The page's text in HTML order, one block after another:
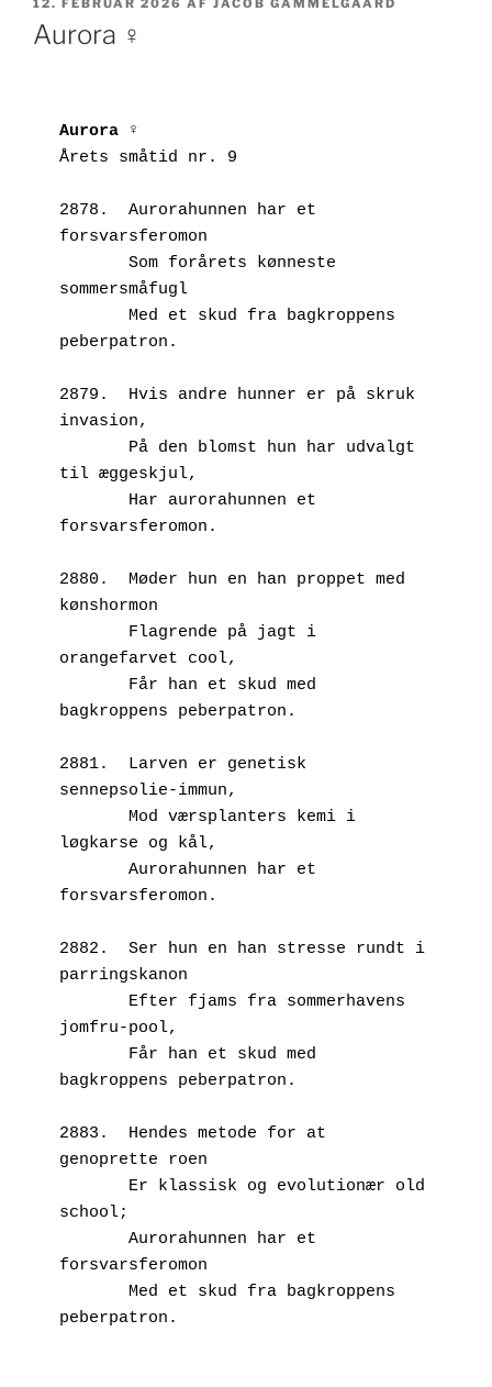
DEN
12. FEBRUAR 2026 AF JACOB GAMMELGAARD
Aurora ♀
Aurora ♀
Årets småtid nr. 9
2878.  Aurorahunnen har et
forsvarsferomon
sommersmåfugl
peberpatron.
2879.  Hvis andre hunner er på skruk
invasion,
til æggeskjul,
forsvarsferomon.
2880.  Møder hun en han proppet med
kønshormon
orangefarvet cool,
bagkroppens peberpatron.
2881.  Larven er genetisk
sennepsolie-immun,
løgkarse og kål,
forsvarsferomon.
2882.  Ser hun en han stresse rundt i
parringskanon
jomfru-pool,
bagkroppens peberpatron.
2883.  Hendes metode for at
genoprette roen
school;
forsvarsferomon
peberpatron.